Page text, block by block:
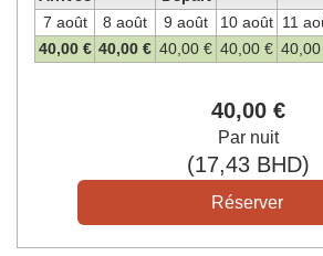
7 août
8 août 9 août 10 août 11
40,00€ 40,00 € 40,00 € 40,00 € 40,00
40,00€
Par nuit
(17,43BHD)